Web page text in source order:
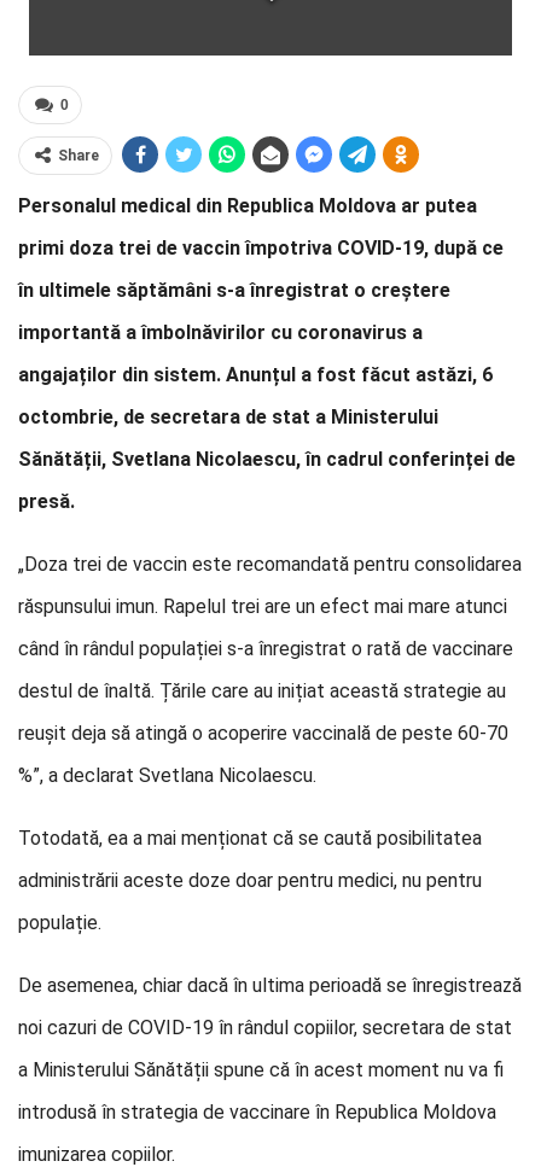
0
Share
Personalul medical din Republica Moldova ar putea
primi doza trei de vaccin împotriva COVID-19, după ce
în ultimele săptămâni s-a înregistrat o creștere
importantă a îmbolnăvirilor cu coronavirus a
angajaților din sistem. Anunțul a fost făcut astăzi, 6
octombrie, de secretara de stat a Ministerului
Sănătății, Svetlana Nicolaescu, în cadrul conferinței de
presă.
„Doza trei de vaccin este recomandată pentru consolidarea
răspunsului imun. Rapelul trei are un efect mai mare atunci
când în rândul populației s-a înregistrat o rată de vaccinare
destul de înaltă. Țările care au inițiat această strategie au
reușit deja să atingă o acoperire vaccinală de peste 60-70
%”, a declarat Svetlana Nicolaescu.
Totodată, ea a mai menționat că se caută posibilitatea
administrării aceste doze doar pentru medici, nu pentru
populație.
De asemenea, chiar dacă în ultima perioadă se înregistrează
noi cazuri de COVID-19 în rândul copiilor, secretara de stat
a Ministerului Sănătății spune că în acest moment nu va fi
introdusă în strategia de vaccinare în Republica Moldova
imunizarea copiilor.